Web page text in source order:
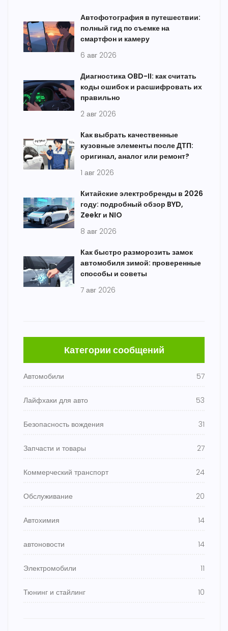
Автофотография в путешествии:
полный гид по съемке на
смартфон и камеру
6 авг 2026
Диагностика OBD-II: как считать
коды ошибок и расшифровать их
правильно
2 авг 2026
Как выбрать качественные
кузовные элементы после ДТП:
оригинал, аналог или ремонт?
1 авг 2026
Китайские электробренды в 2026
году: подробный обзор BYD,
Zeekr и NIO
8 авг 2026
Как быстро разморозить замок
автомобиля зимой: проверенные
способы и советы
7 авг 2026
Категории сообщений
Автомобили 57
Лайфхаки для авто 53
Безопасность вождения 31
Запчасти и товары 27
Коммерческий транспорт 24
Обслуживание 20
Автохимия 14
автоновости 14
Электромобили 11
Тюнинг и стайлинг 10